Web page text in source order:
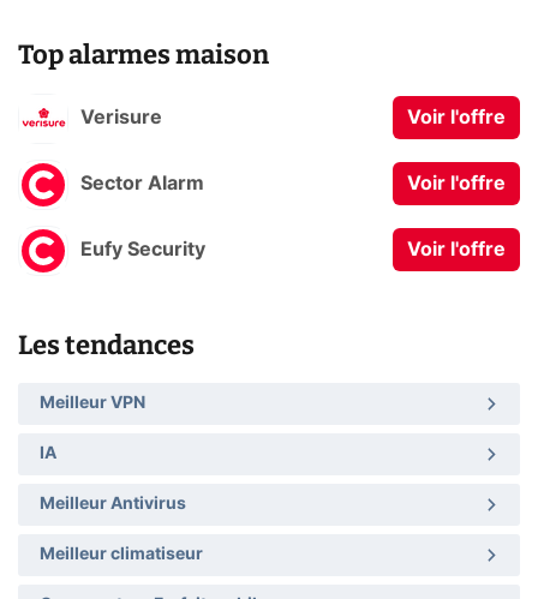
Top alarmes maison
Verisure Voir l'offre
Sector Alarm Voir l'offre
Eufy Security Voir l'offre
Les tendances
Meilleur VPN
IA
Meilleur Antivirus
Meilleur climatiseur